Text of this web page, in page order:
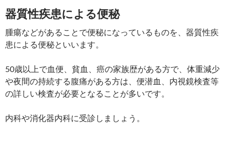
器質性疾患による便秘
腫瘍などがあることで便秘になっているものを、器質性疾
患による便秘といいます。
50歳以上で血便、貧血、癌の家族歴がある方で、体重減少
や夜間の持続する腹痛がある方は、便潜血、内視鏡検査等
の詳しい検査が必要となることが多いです。
内科や消化器内科に受診しましょう。